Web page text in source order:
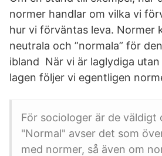
normer handlar om vilka vi
hur vi förväntas leva. Normer
neutrala och ”normala” för
ibland När vi är laglydiga
lagen följer vi egentligen
För sociologer är de väldigt
"Normal" avser det som
med normer, så även om